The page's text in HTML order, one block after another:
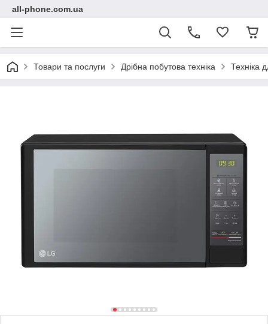
all-phone.com.ua
Товари та послуги Дрібна побутова техніка Техніка